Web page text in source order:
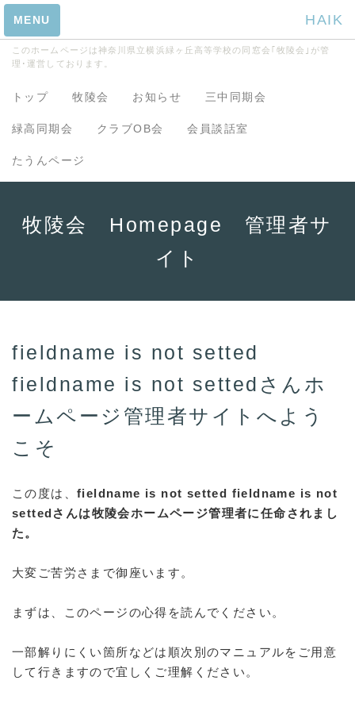
HAIK
MENU
このホームページは神奈川県立横浜緑ヶ丘高等学校の同窓会｢牧陵会｣が管
理･運営しております。
トップ 牧陵会 お知らせ 三中同期会
緑高同期会 クラブOB会 会員談話室
たうんページ
牧陵会 Homepage 管理者サ
イト
fieldname is not setted
fieldname is not settedさんホ
ームページ管理者サイトへよう
こそ
この度は、 fieldname is not setted fieldname is not
settedさんは牧陵会ホームページ管理者に任命されまし
た。
大変ご苦労さまで御座います。
まずは、このページの心得を読んでください。
一部解りにくい箇所などは順次別のマニュアルをご用意
して行きますので宜しくご理解ください。
PayPal忘備録
スライドショー
Flash動画の再生
SWFU簡単アップローダ
ダウンロード資料の貼付
HPのBackUpについて
QHM書式マニュアル
QuickMyshopマニュア
ル
画像縮小マニュアル
画像添付の注意
画像添付サイズ